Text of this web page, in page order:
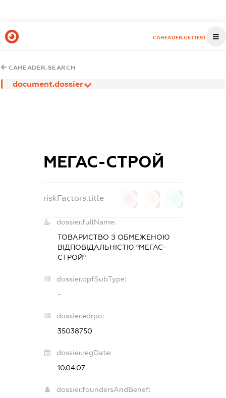
CAHEADER.GETTEST
CAHEADER.SEARCH
document.dossier
МЕГАС-СТРОЙ
riskFactors.title
dossier.fullName:
ТОВАРИСТВО З ОБМЕЖЕНОЮ
ВІДПОВІДАЛЬНІСТЮ "МЕГАС-
СТРОЙ"
dossier.opfSubType:
-
dossier.edrpo:
35038750
dossier.regDate:
10.04.07
dossier.foundersAndBenef: